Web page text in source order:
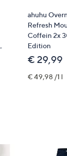
ahuhu
Refresh
Coffein 2x
Edition
€ 29,99
€ 49,98 /1 l